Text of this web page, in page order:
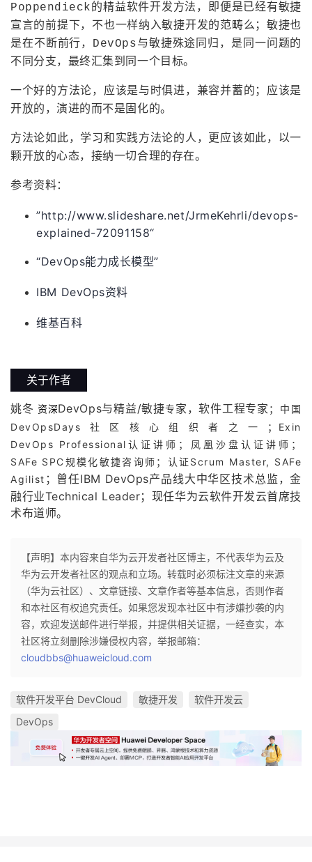
Poppendieck的精益软件开发方法，即便是已经有敏捷
宣言的前提下，不也一样纳入敏捷开发的范畴么；敏捷也
是在不断前行，DevOps与敏捷殊途同归，是同一问题的
不同分支，最终汇集到同一个目标。
一个好的方法论，应该是与时俱进，兼容并蓄的；应该是
开放的，演进的而不是固化的。
方法论如此，学习和实践方法论的人，更应该如此，以一
颗开放的心态，接纳一切合理的存在。
参考资料：
”http://www.slideshare.net/JrmeKehrli/devops-
explained-72091158“
“DevOps能力成长模型”
IBM DevOps资料
维基百科
关于作者
姚冬资深DevOps与精益/敏捷专 家，软件工程专家 ；中国
DevOpsDays社区核心组织者之一；Exin
DevOps Professional认证讲师；凤凰沙盘认证讲师；
SAFe SPC规模化敏捷咨询师 ；认证Scrum Master, SAFe
Agilist ；曾任IBM DevOps产品线大中华区技术总监，金
融行业Technical Leader；现任华为云软件开发云首席技
术布道师。
【声明】本内容来自华为云开发者社区博主，不代表华为云及
华为云开发者社区的观点和立场。转载时必须标注文章的来源
（华为云社区）、文章链接、文章作者等基本信息，否则作者
和本社区有权追究责任。如果您发现本社区中有涉嫌抄袭的内
容，欢迎发送邮件进行举报，并提供相关证据，一经查实，本
社区将立刻删除涉嫌侵权内容，举报邮箱：
cloudbbs@huaweicloud.com
软件开发平台 DevCloud 敏捷开发
软件开发云
DevOps